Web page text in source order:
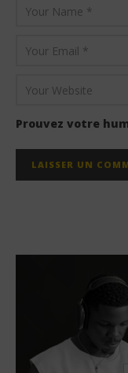
Prouvez votre